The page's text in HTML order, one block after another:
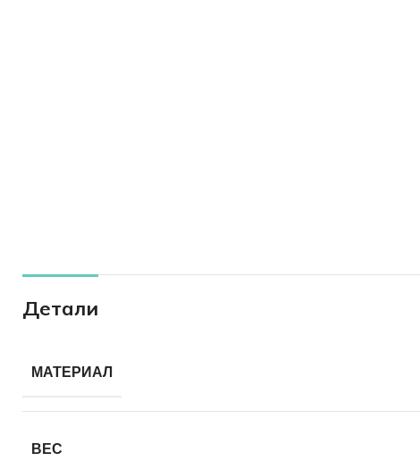
Детали
МАТЕРИАЛ
ВЕС